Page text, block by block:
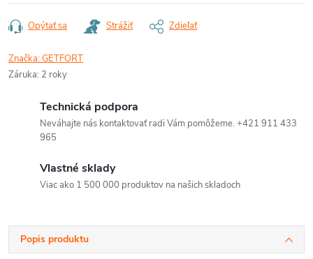
Opýtať sa Strážiť Zdieľať
Značka:GETFORT
Záruka: 2 roky
Technická podpora
Neváhajte nás kontaktovať radi Vám pomôžeme. +421 911 433
965
Vlastné sklady
Viac ako 1 500 000 produktov na našich skladoch
Popis produktu